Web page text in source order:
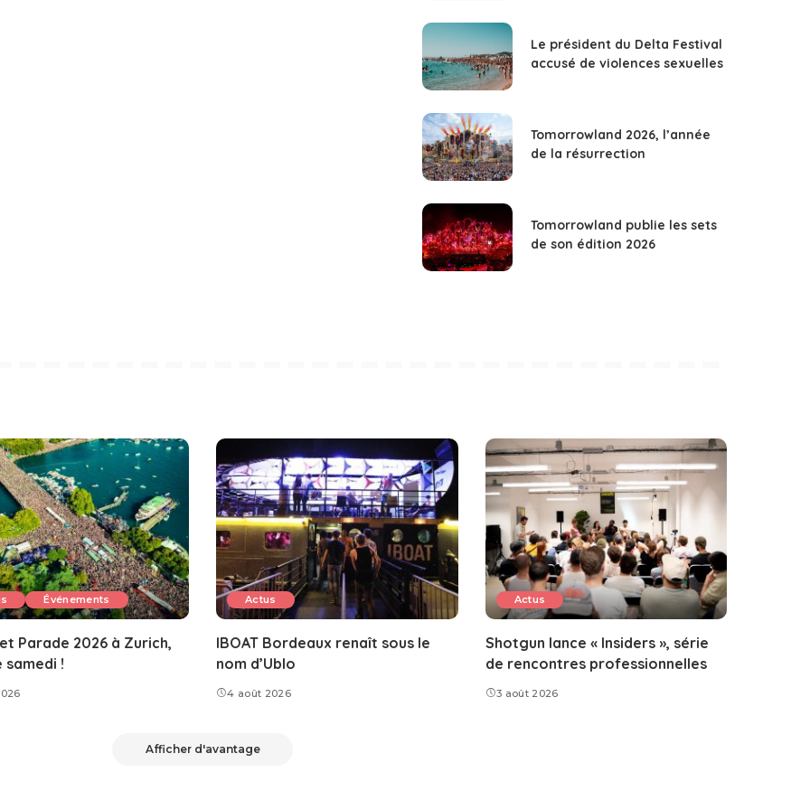
Le président du Delta Festival
accusé de violences sexuelles
Tomorrowland 2026, l’année
de la résurrection
Tomorrowland publie les sets
de son édition 2026
Événements
Parade 2026 à Zurich,
samedi !
Actus
IBOAT Bordeaux renaît sous le
nom d’Ublo
4 août 2026
Actus
Shotgun lance « Insiders », série
de rencontres professionnelles
3 août 2026
Afficher d'avantage